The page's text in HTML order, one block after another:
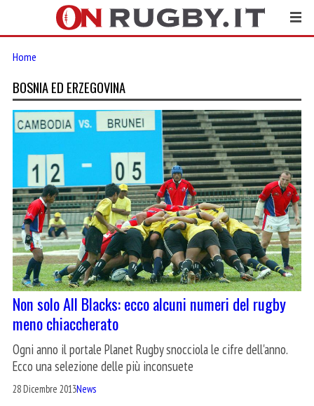
Home
BOSNIA ED ERZEGOVINA
Non solo All Blacks: ecco alcuni numeri del rugby
meno chiaccherato
Ogni anno il portale Planet Rugby snocciola le cifre dell'anno.
Ecco una selezione delle più inconsuete
28 Dicembre 2013News